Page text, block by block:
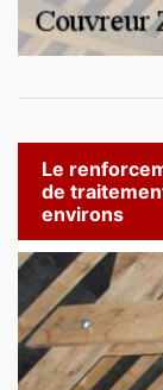
Le
de
environs